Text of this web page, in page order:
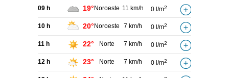
09 h 19° Noroeste 11 km/h 0 l/m2
10 h 20° Noroeste 7 km/h 0 l/m2
11 h 22° Norte 7 km/h 0 l/m2
12 h 23° Norte 7 km/h 0 l/m2